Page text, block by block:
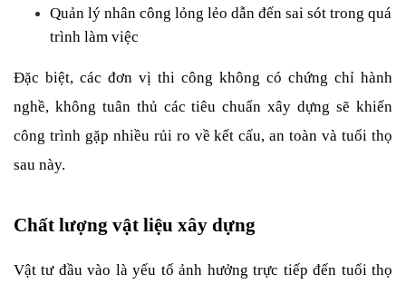
Quản lý nhân công lỏng lẻo dẫn đến sai sót trong quá
trình làm việc
Đặc biệt, các đơn vị thi công không có chứng chỉ hành
nghề, không tuân thủ các tiêu chuẩn xây dựng sẽ khiến
công trình gặp nhiều rủi ro về kết cấu, an toàn và tuổi thọ
sau này.
Chất lượng vật liệu xây dựng
Vật tư đầu vào là yếu tố ảnh hưởng trực tiếp đến tuổi thọ